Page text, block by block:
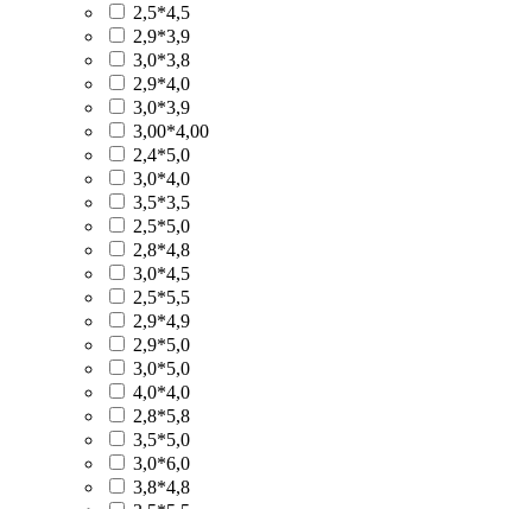
2,5*4,5
2,9*3,9
3,0*3,8
2,9*4,0
3,0*3,9
3,00*4,00
2,4*5,0
3,0*4,0
3,5*3,5
2,5*5,0
2,8*4,8
3,0*4,5
2,5*5,5
2,9*4,9
2,9*5,0
3,0*5,0
4,0*4,0
2,8*5,8
3,5*5,0
3,0*6,0
3,8*4,8